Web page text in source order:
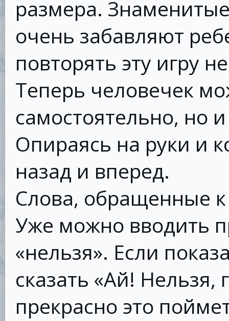
размера.
очень забавляют
повторять эту игру
Теперь человечек
самостоятельно, но
Опираясь на руки и
назад и вперед.
Слова, обращенные
Уже можно вводить
«нельзя». Если
сказать «Ай!
прекрасно это